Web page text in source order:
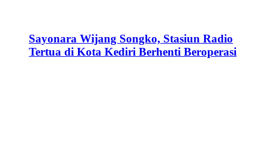
Sayonara Wijang Songko, Stasiun Radio
Tertua di Kota Kediri Berhenti Beroperasi